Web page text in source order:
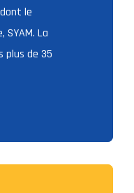
le
SYAM. La
plus de 35